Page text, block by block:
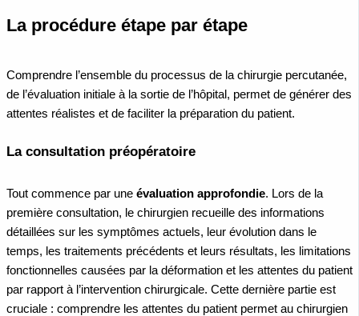
La procédure étape par étape
Comprendre l’ensemble du processus de la chirurgie percutanée,
de l’évaluation initiale à la sortie de l’hôpital, permet de générer des
attentes réalistes et de faciliter la préparation du patient.
La consultation préopératoire
Tout commence par une évaluation approfondie. Lors de la
première consultation, le chirurgien recueille des informations
détaillées sur les symptômes actuels, leur évolution dans le
temps, les traitements précédents et leurs résultats, les limitations
fonctionnelles causées par la déformation et les attentes du patient
par rapport à l’intervention chirurgicale. Cette dernière partie est
cruciale : comprendre les attentes du patient permet au chirurgien